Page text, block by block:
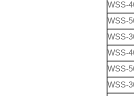
WSS-
WSS-
WSS-
WSS-
WSS-
WSS-